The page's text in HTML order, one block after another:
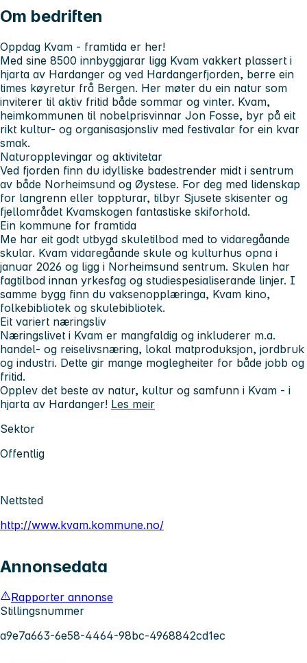
Om bedriften
Oppdag Kvam - framtida er her!
Med sine 8500 innbyggjarar ligg Kvam vakkert plassert i
hjarta av Hardanger og ved Hardangerfjorden, berre ein
times køyretur frå Bergen. Her møter du ein natur som
inviterer til aktiv fritid både sommar og vinter. Kvam,
heimkommunen til nobelprisvinnar Jon Fosse, byr på eit
rikt kultur- og organisasjonsliv med festivalar for ein kvar
smak.
Naturopplevingar og aktivitetar
Ved fjorden finn du idylliske badestrender midt i sentrum
av både Norheimsund og Øystese. For deg med lidenskap
for langrenn eller toppturar, tilbyr Sjusete skisenter og
fjellområdet Kvamskogen fantastiske skiforhold.
Ein kommune for framtida
Me har eit godt utbygd skuletilbod med to vidaregåande
skular. Kvam vidaregåande skule og kulturhus opna i
januar 2026 og ligg i Norheimsund sentrum. Skulen har
fagtilbod innan yrkesfag og studiespesialiserande linjer. I
samme bygg finn du vaksenopplæringa, Kvam kino,
folkebibliotek og skulebibliotek.
Eit variert næringsliv
Næringslivet i Kvam er mangfaldig og inkluderer m.a.
handel- og reiselivsnæring, lokal matproduksjon, jordbruk
og industri. Dette gir mange moglegheiter for både jobb og
fritid.
Opplev det beste av natur, kultur og samfunn i Kvam - i
hjarta av Hardanger! Les meir
Sektor
Offentlig
Nettsted
http://www.kvam.kommune.no/
Annonsedata
Rapporter annonse
Stillingsnummer
a9e7a663-6e58-4464-98bc-4968842cd1ec